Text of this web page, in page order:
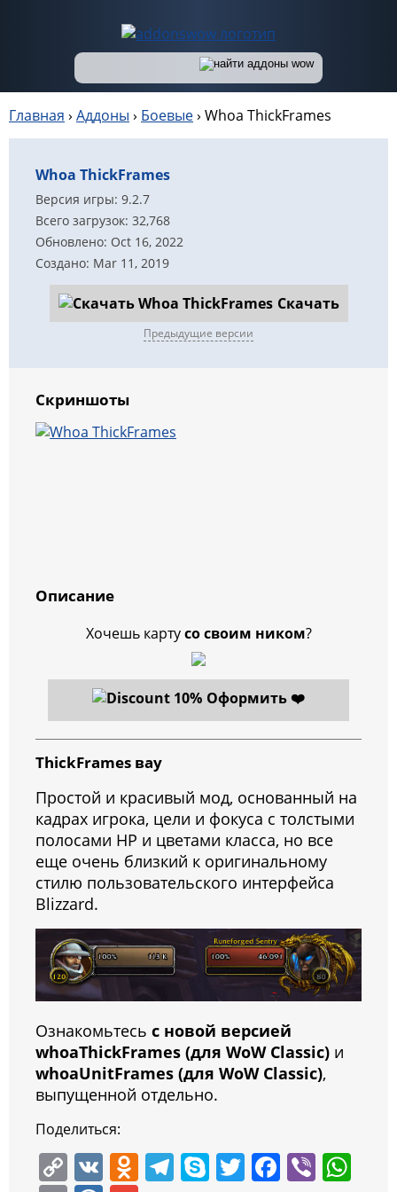
Главная › Аддоны › Боевые› Whoa ThickFrames
Whoa ThickFrames
Версия игры: 9.2.7
Всего загрузок: 32,768
Обновлено: Oct 16, 2022
Создано: Mar 11, 2019
Скачать
Предыдущие версии
Скриншоты
Описание
Хочешь картусо своим ником?
Оформить ❤️
ThickFrames вау
Простой и красивый мод, основанный на
кадрах игрока, цели и фокуса с толстыми
полосами HP и цветами класса, но все
еще очень близкий к оригинальному
стилю пользовательского интерфейса
Blizzard.
Ознакомьтесь с новой версией
whoaThickFrames (для WoW Classic) и
whoaUnitFrames (для WoW Classic),
выпущенной отдельно.
Поделиться:
C V O T S T F Vi